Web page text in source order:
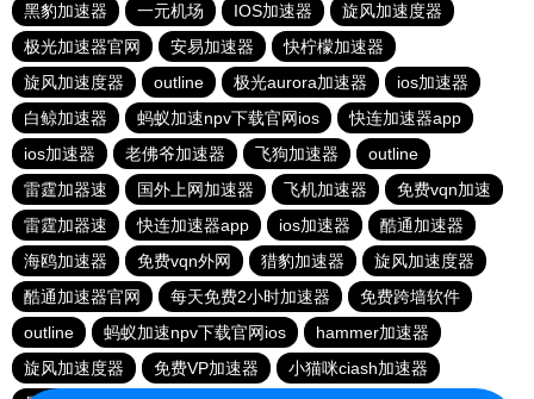
黑豹加速器
一元机场 IOS加速器
旋风加速度器
极光加速器官网
安易加速器
快柠檬加速器
旋风加速度器
outline 极光aurora加速器
ios加速器
白鲸加速器
蚂蚁加速npv下载官网ios
快连加速器app
ios加速器
老佛爷加速器 飞狗加速器
outline
雷霆加器速
国外上网加速器 飞机加速器
免费vqn加速
雷霆加器速
快连加速器app ios加速器
酷通加速器
海鸥加速器
免费vqn外网 猎豹加速器
旋风加速度器
酷通加速器官网
每天免费2小时加速器
免费跨墙软件
outline
蚂蚁加速npv下载官网ios
hammer加速器
旋风加速度器
免费VP加速器
小猫咪ciash加速器